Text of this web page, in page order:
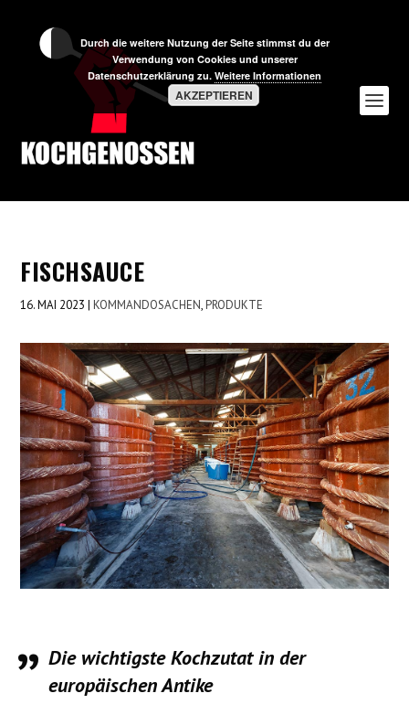
FISCHSAUCE
16. MAI 2023 |KOMMANDOSACHEN,PRODUKTE
Die wichtigste Kochzutat in der
europäischen Antike
Durch die weitere Nutzung der Seite stimmst du der
Verwendung von Cookies und unserer
Datenschutzerklärung zu. Weitere Informationen
AKZEPTIEREN